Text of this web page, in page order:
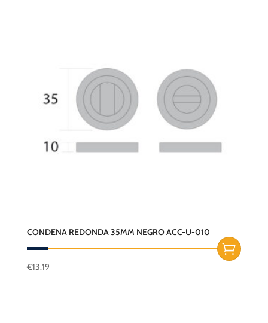
CONDENA REDONDA 35MM NEGRO ACC-U-010
€13.19